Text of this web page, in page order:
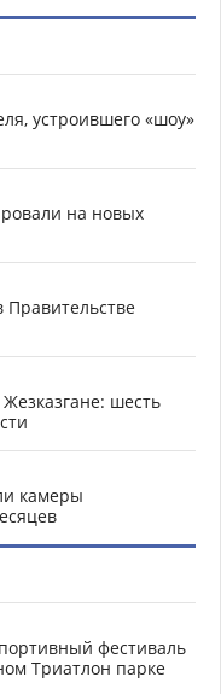
устроившего «шоу»
на новых
Правительстве
шесть
камеры
фестиваль
Триатлон парке